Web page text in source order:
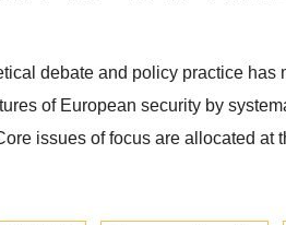
debate and policy practice
of European security by
issues of focus are allocated